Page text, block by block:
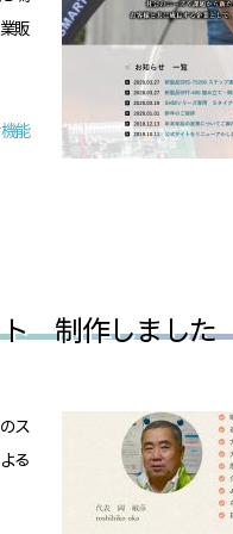
販
能
ト 制作しました
ス
る